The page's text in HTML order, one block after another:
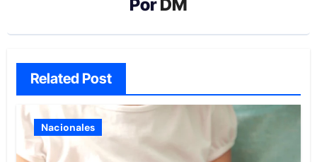
PorDM
Related Post
Nacionales